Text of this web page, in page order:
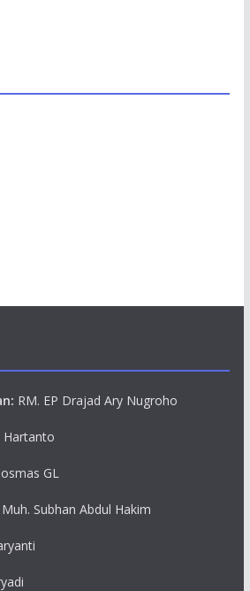
RM. EP Drajad Ary Nugroho
Hartanto
GL
Muh. Subhan Abdul Hakim